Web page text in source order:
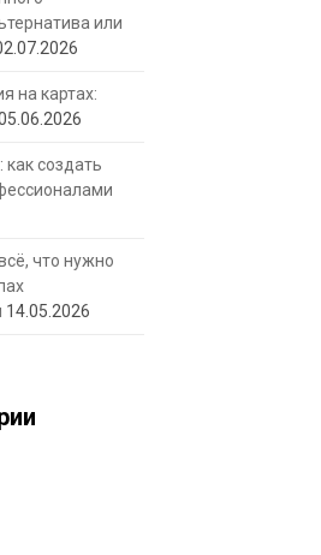
или
на картах:
создать
что нужно
14.05.2026